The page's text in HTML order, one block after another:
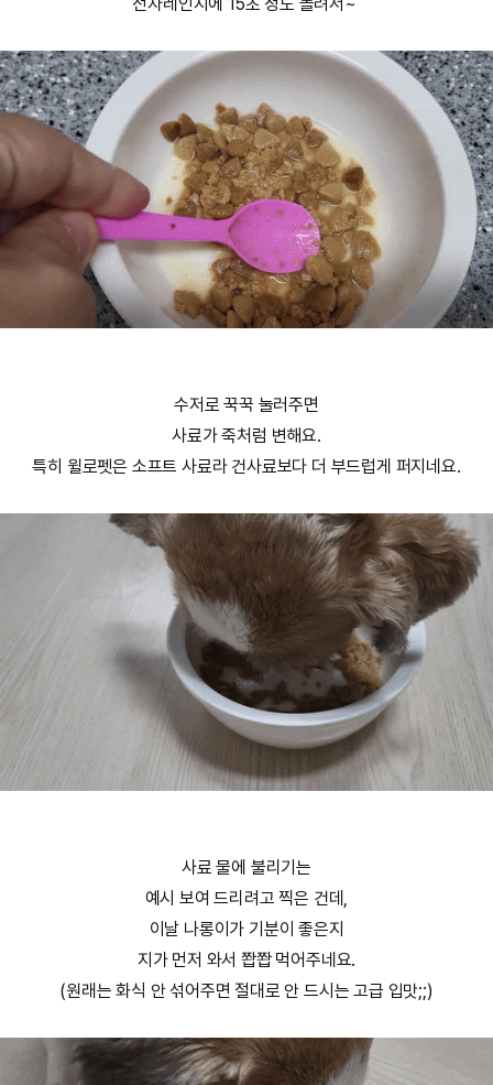
수저로 꾹꾹 눌러주면
사료가 죽처럼 변해요.
특히 윌로펫은 소프트 사료라 건사료보다 더 부드럽게 퍼지네요.
사료 물에 불리기는
예시 보여 드리려고 찍은 건데,
이날 나롱이가 기분이 좋은지
지가 먼저 와서 쫩쫩 먹어주네요.
(원래는 화식 안 섞어주면 절대로 안 드시는 고급 입맛;;)